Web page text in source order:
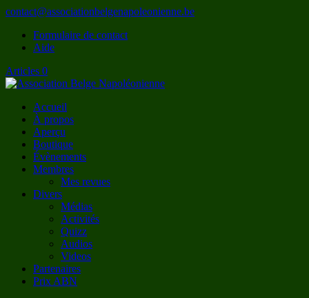
contact@associationbelgenapoleonienne.be
Formulaire de contact
Aide
Articles 0
Accueil
À propos
Aperçu
Boutique
Évènements
Membres
Mes revues
Divers
Médias
Activités
Quizz
Audios
Videos
Partenaires
Prix ABN